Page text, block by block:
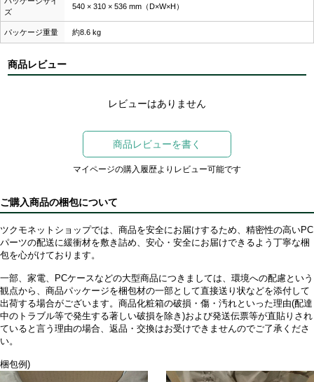
ズ
540 × 310 × 536 mm（D×W×H）
パッケージ重量 約8.6 kg
商品レビュー
レビューはありません
商品レビューを書く
マイページの購入履歴よりレビュー可能です
ご購入商品の梱包について
ツクモネットショップでは、商品を安全にお届けするため、精密性の高いPC
パーツの配送に緩衝材を敷き詰め、安心・安全にお届けできるよう丁寧な梱
包を心がけております。
一部、家電、PCケースなどの大型商品につきましては、環境への配慮という
観点から、商品パッケージを梱包材の一部として直接送り状などを添付して
出荷する場合がございます。商品化粧箱の破損・傷・汚れといった理由(配達
中のトラブル等で発生する著しい破損を除き)および発送伝票等が直貼りされ
ていると言う理由の場合、返品・交換はお受けできませんのでご了承くださ
い。
梱包例)